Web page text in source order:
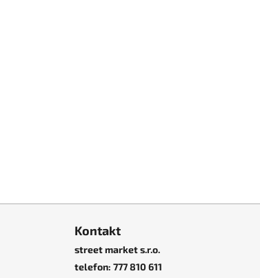
Kontakt
street market s.r.o.
telefon: 777 810 611